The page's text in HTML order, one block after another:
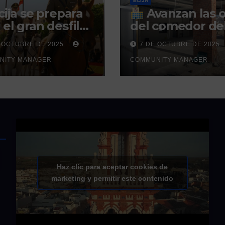
se prepara
el gran desfile
del Día de la
por el
Militar de
DE 2025
MANAGER
Avanzan las
del comedor
CEIP Ciudad
su finalización
prevista para
de 2025
7 DE OCTUBRE DE 2025
COMMUNITY MANAGER
Haz clic para aceptar cookies de
marketing y permitir este contenido